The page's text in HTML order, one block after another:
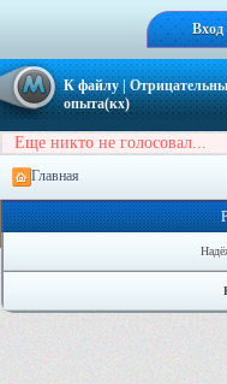
Вход
К файлу|
опыта(кх)
Еще никто не голосовал...
Главная